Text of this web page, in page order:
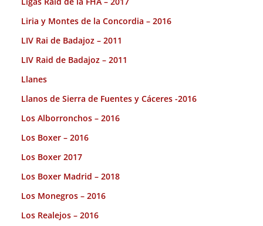
Liria y Montes de la Concordia – 2016
LIV Rai de Badajoz – 2011
LIV Raid de Badajoz – 2011
Llanes
Llanos de Sierra de Fuentes y Cáceres -2016
Los Alborronchos – 2016
Los Boxer – 2016
Los Boxer 2017
Los Boxer Madrid – 2018
Los Monegros – 2016
Los Realejos – 2016